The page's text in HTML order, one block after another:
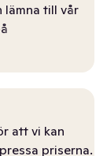
lämna till vår
att vi kan
priserna.